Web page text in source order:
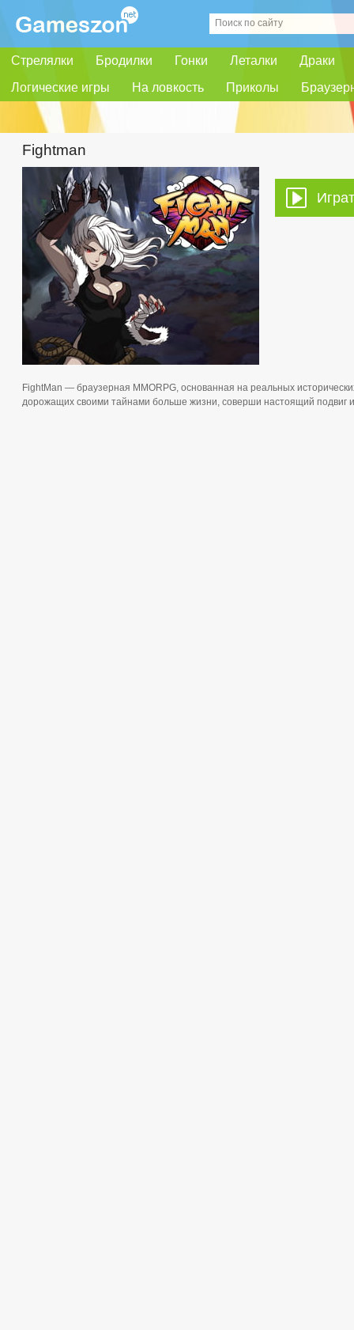
Стрелялки Бродилки Гонки Леталки
Драки
Логические игры
На ловкость Приколы
Fightman
FightMan — браузерная MMORPG, основанная на реальных
дорожащих своими тайнами больше жизни, соверши настоящий подвиг и